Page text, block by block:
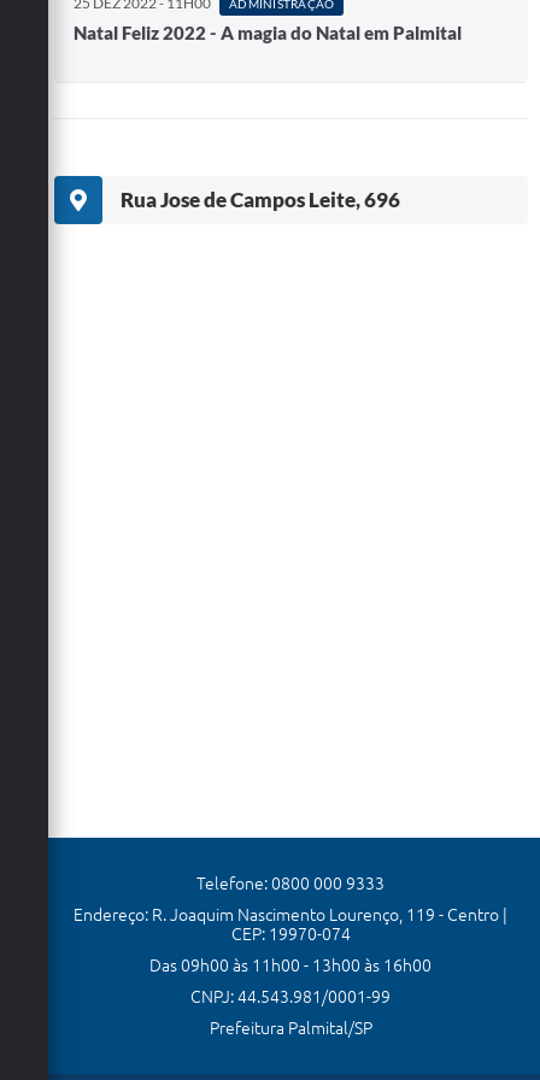
ADMINISTRAÇÃO
Natal Feliz 2022 - A magia do Natal em Palmital
Rua Jose de Campos Leite, 696
Telefone: 0800 000 9333
Endereço: R. Joaquim Nascimento Lourenço, 119 - Centro |
CEP: 19970-074
Das 09h00 às 11h00 - 13h00 às 16h00
CNPJ: 44.543.981/0001-99
Prefeitura Palmital/SP